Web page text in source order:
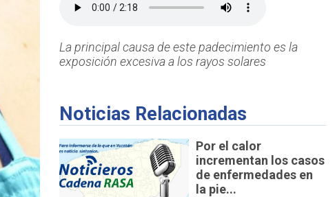
La principal causa de este padecimiento es la
exposición excesiva a los rayos solares
Noticias Relacionadas
Por el calor
incrementan los casos
de enfermedades en
la pie...